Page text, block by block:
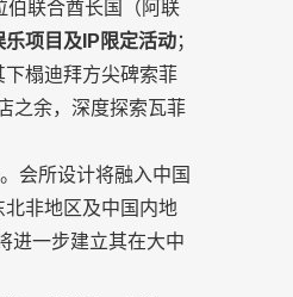
伯联合酋长国（阿联
乐项目及 IP 限定活动；
榻迪拜方尖碑索菲
之余，深度探索瓦菲
会所设计将融入中国
非地区及中国内地
进一步建立其在大中